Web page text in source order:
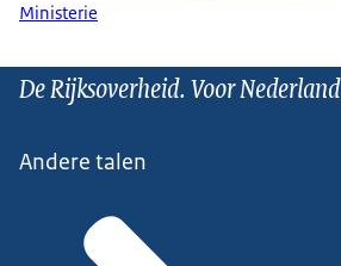
Ministerie
De Rijksoverheid. Voor Nederland
Andere talen